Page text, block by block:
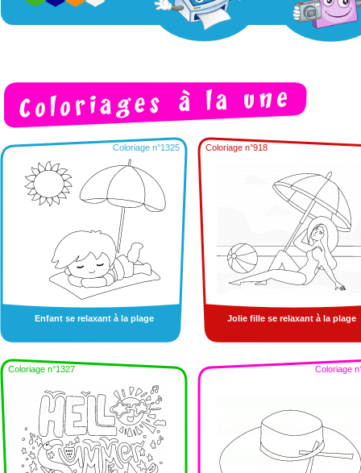
Coloriage n°1325
Enfant se relaxant à la plage
Coloriage n°918
Jolie fille se relaxant à la plage
Coloriage n°1327 Coloriage